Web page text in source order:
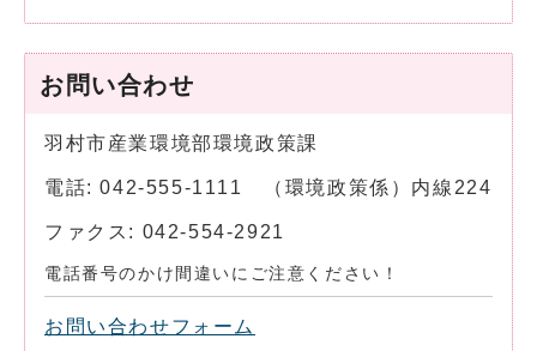
お問い合わせ
羽村市産業環境部環境政策課
電話: 042-555-1111 （環境政策係）内線224
ファクス: 042-554-2921
電話番号のかけ間違いにご注意ください！
お問い合わせフォーム